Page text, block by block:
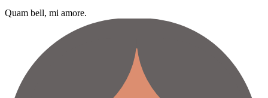
Quam bell, mi amore.